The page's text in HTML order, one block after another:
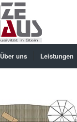
Über uns Leistungen